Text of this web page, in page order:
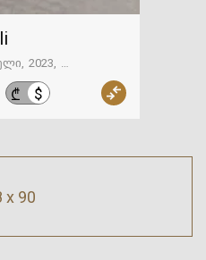
2023
₾ $
x 90